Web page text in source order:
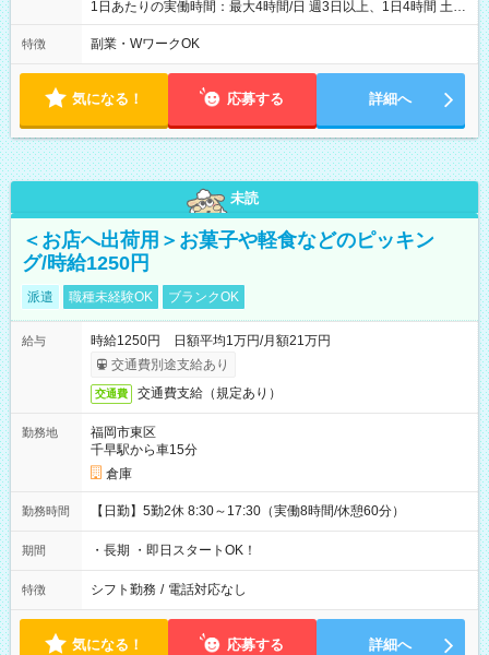
1日あたりの実働時間：最大4時間/日 週3日以上、1日4時間 土曜
や日曜のお休みも応相談 16:05～20:05 「昼間のレジの仕事とW
ワークで働きたい」 「夕食後の空いている時間を有効活用した
特徴 副業・WワークOK
気になる！ 応募する 詳細へ
未読
＜お店へ出荷用＞お菓子や軽食などのピッキン
グ/時給1250円
派遣 職種未経験OK ブランクOK
給与
時給1250円 日額平均1万円/月額21万円
交通費別途支給あり
交通費 交通費支給（規定あり）
勤務地
福岡市東区
千早駅から車15分
倉庫
勤務時間 【日勤】5勤2休 8:30～17:30（実働8時間/休憩60分）
期間 ・長期 ・即日スタートOK！
特徴 シフト勤務 / 電話対応なし
気になる！ 応募する 詳細へ